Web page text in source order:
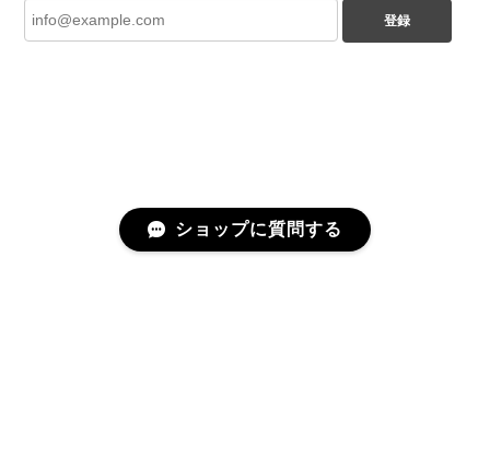
登録
ショップに質問する